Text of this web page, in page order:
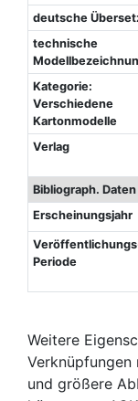
deutsche
technische
Kategorie:
Verschiedene
Kartonmodelle
Verlag
Bibliograph. Daten
Erscheinungsjahr
Periode
Weitere
und größere